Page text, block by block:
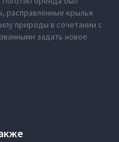
расправленные крылья
природы в сочетании с
задать новое